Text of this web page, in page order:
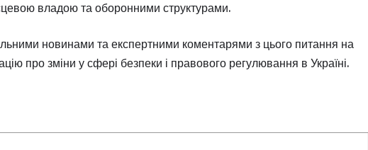
владою та оборонними структурами.
новинами та експертними коментарями з цього питання на
про зміни у сфері безпеки і правового регулювання в Україні.